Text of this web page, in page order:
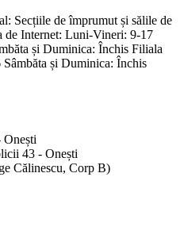
Secțiile de împrumut și sălile de
de Internet: Luni-Vineri: 9-17
și Duminica: Închis Filiala
și Duminica: Închis
43 - Onești
Călinescu, Corp B)